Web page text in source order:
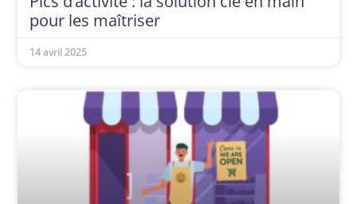
pour les maîtriser
14 avril 2025